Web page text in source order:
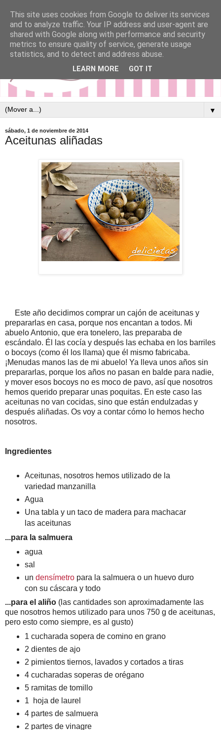
▼
sábado, 1 de noviembre de 2014
Aceitunas aliñadas
Este año decidimos comprar un cajón de aceitunas y
prepararlas en casa, porque nos encantan a todos. Mi
abuelo Antonio, que era tonelero, las preparaba de
escándalo. Él las cocía y después las echaba en los barriles
o bocoys (como él los llama) que él mismo fabricaba.
¡Menudas manos las de mi abuelo! Ya lleva unos años sin
prepararlas, porque los años no pasan en balde para nadie,
y mover esos bocoys no es moco de pavo, así que nosotros
hemos querido preparar unas poquitas. En este caso las
aceitunas no van cocidas, sino que están endulzadas y
después aliñadas. Os voy a contar cómo lo hemos hecho
nosotros.
Ingredientes
Aceitunas, nosotros hemos utilizado de la
variedad manzanilla
Agua
Una tabla y un taco de madera para machacar
las aceitunas
...para la salmuera
agua
sal
un densímetropara la salmuera o un huevo duro
con su cáscara y todo
...para el aliño (las cantidades son aproximadamente las
que nosotros hemos utilizado para unos 750 g de aceitunas,
pero esto como siempre, es al gusto)
1 cucharada sopera de comino en grano
2 dientes de ajo
2 pimientos tiernos, lavados y cortados a tiras
4 cucharadas soperas de orégano
5 ramitas de tomillo
1 hoja de laurel
4 partes de salmuera
2 partes de vinagre
This site uses cookies from Google to deliver its services
and to analyze traffic. Your IP address and user-agent are
shared with Google along with performance and security
metrics to ensure quality of service, generate usage
statistics, and to detect and address abuse.
LEARN MORE GOT IT